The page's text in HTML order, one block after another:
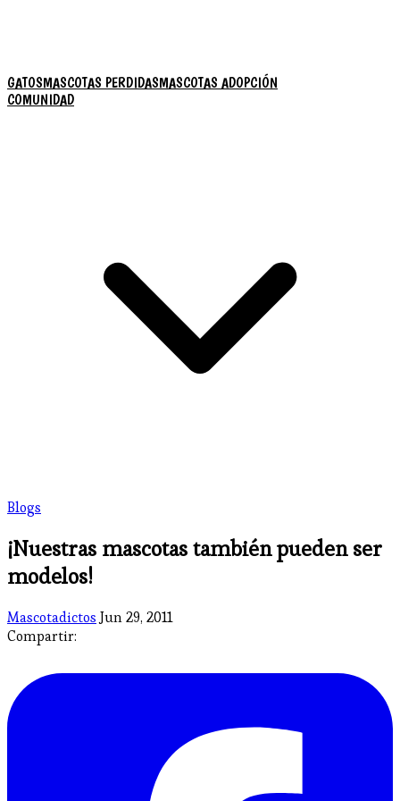
GATOSMASCOTAS PERDIDASMASCOTAS ADOPCIÓN
COMUNIDAD
Blogs
¡Nuestras mascotas también pueden ser
modelos!
Mascotadictos Jun 29, 2011
Compartir: